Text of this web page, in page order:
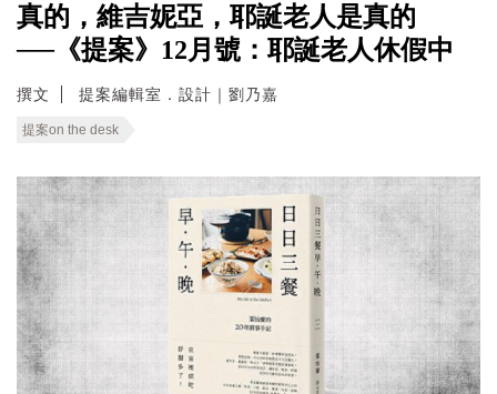
真的，維吉妮亞，耶誕老人是真的
──《提案》12月號：耶誕老人休假中
撰文 提案編輯室．設計｜劉乃嘉
提案on the desk